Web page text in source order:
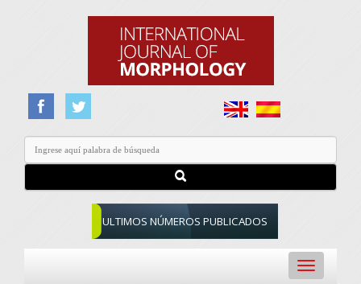
ULTIMOS NÚMEROS PUBLICADOS
Toggle
navigation